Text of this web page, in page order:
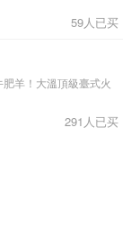
59人已买
羊！大溫頂級臺式火
291人已买